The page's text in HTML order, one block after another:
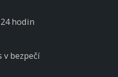
hodin
v bezpečí